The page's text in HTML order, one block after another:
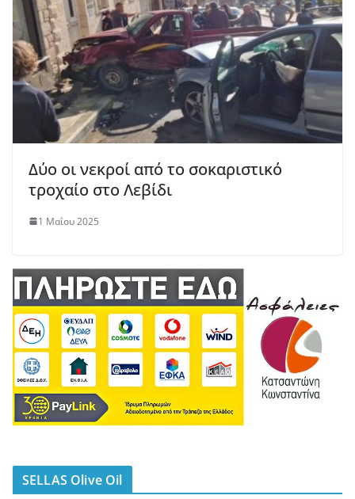
Δύο οι νεκροί από το σοκαριστικό
τροχαίο στο Λεβίδι
1 Μαΐου 2025
SELLAS Olive Oil